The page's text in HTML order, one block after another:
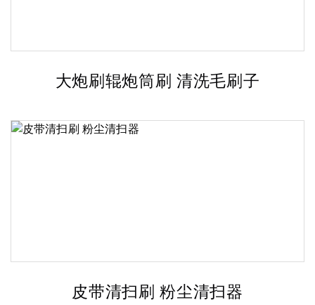
大炮刷辊炮筒刷 清洗毛刷子
皮带清扫刷 粉尘清扫器